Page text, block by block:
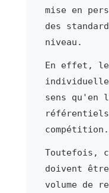
mise en
des
niveau.
En effet,
sens qu'en
compétition.
Toutefois,
doivent
volume de